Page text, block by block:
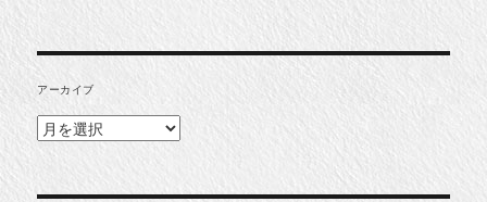
アーカイブ
ア
ー
イ